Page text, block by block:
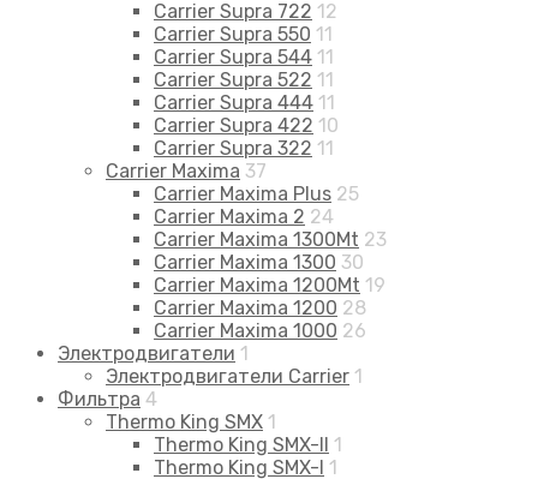
Carrier Supra 722 12
Carrier Supra 550 11
Carrier Supra 544 11
Carrier Supra 522 11
Carrier Supra 444 11
Carrier Supra 422 10
Carrier Supra 322 11
Carrier Maxima 37
Carrier Maxima Plus 25
Carrier Maxima 2 24
Carrier Maxima 1300Mt 23
Carrier Maxima 1300 30
Carrier Maxima 1200Mt 19
Carrier Maxima 1200 28
Carrier Maxima 1000 26
Электродвигатели 1
Электродвигатели Carrier 1
Фильтра 4
Thermo King SMX 1
Thermo King SMX-II 1
Thermo King SMX-I 1